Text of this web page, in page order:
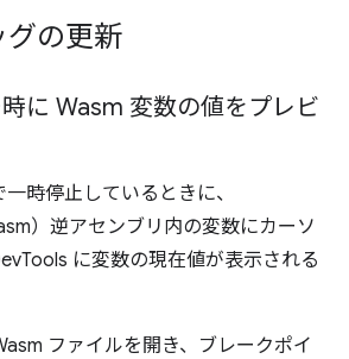
グの更新
に Wasm 変数の値をプレビ
時停止しているときに、
）逆アセンブリ内の変数にカーソ
に変数の現在値が表示される
ファイルを開き、ブレークポイ